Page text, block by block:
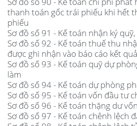
thanh toán gốc trái phiếu khi hết
phiếu
Sơ đồ số 91 - Kế toán nhận ký
Sơ đồ số 92 - Kế toán thuế thu
được ghi nhận vào báo cáo kết
Sơ đồ số 93 - Kế toán quỹ dự
làm
Sơ đồ số 94 - Kế toán dự phòng
Sơ đồ số 95 - Kế toán vốn đầu tư
Sơ đồ số 96 - Kế toán thặng dư
Sơ đồ số 97 - Kế toán chênh lệch